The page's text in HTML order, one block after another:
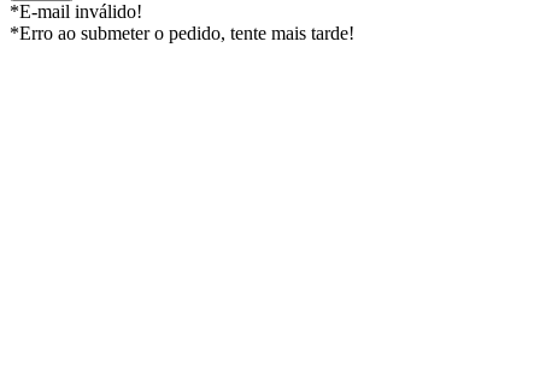
*E-mail inválido!
*Erro ao submeter o pedido, tente mais tarde!